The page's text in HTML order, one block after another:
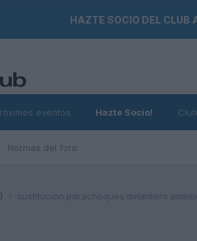
HAZTE SOCIO DEL CLUB
Normas del foro
eventos Hazte Socio!